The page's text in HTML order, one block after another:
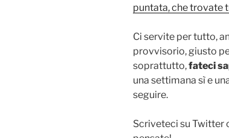
puntata, che trovate
Ci servite per tutto,
provvisorio, giusto
soprattutto,fateci
una settimana sì e
seguire.
Scriveteci su Twitter